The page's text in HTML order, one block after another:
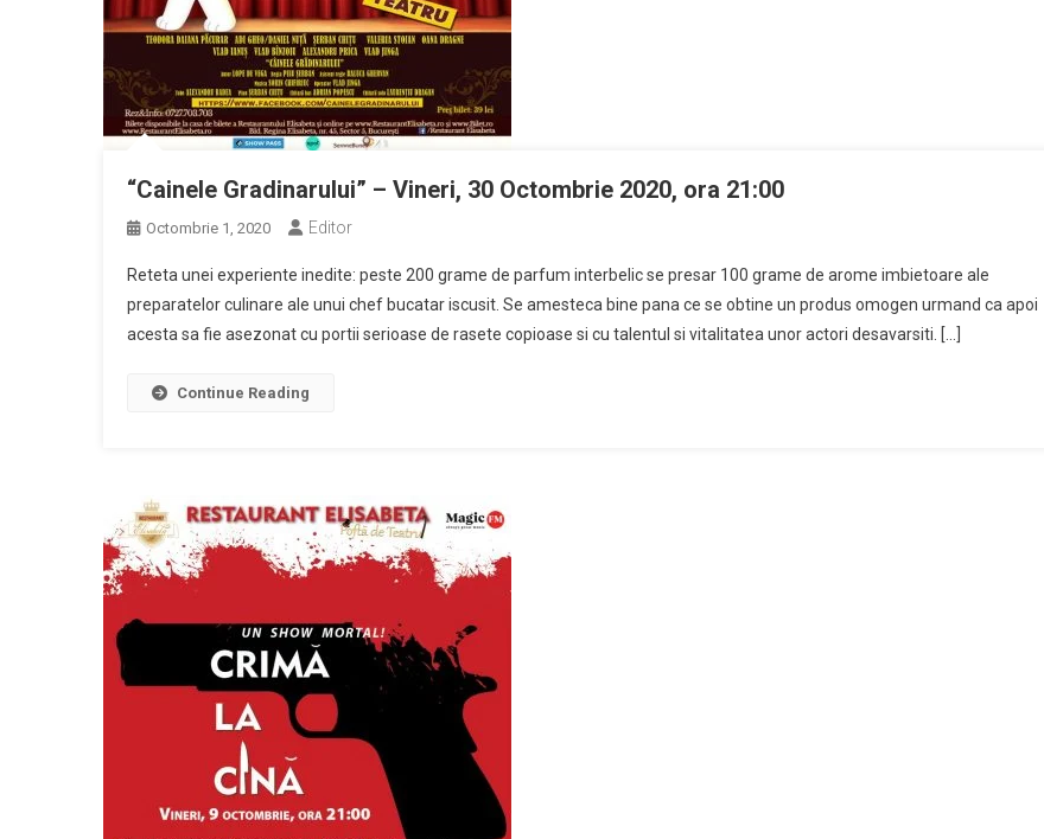
“Cainele Gradinarului” – Vineri, 30 Octombrie 2020, ora 21:00
Octombrie 1, 2020 Editor
Reteta unei experiente inedite: peste 200 grame de parfum interbelic se presar 100 grame de arome imbietoare ale
preparatelor culinare ale unui chef bucatar iscusit. Se amesteca bine pana ce se obtine un produs omogen urmand ca apoi
acesta sa fie asezonat cu portii serioase de rasete copioase si cu talentul si vitalitatea unor actori desavarsiti. […]
Continue Reading